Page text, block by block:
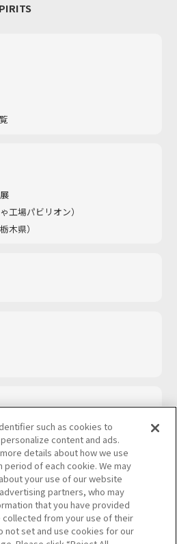
工場パビリオン）​
木県）
ルメディアポリシー
such as cookies to
content and ads.
details about how we use
of each cookie. We may
your use of our website
partners, who may
that you have provided
from your use of their
not set and use cookies for our